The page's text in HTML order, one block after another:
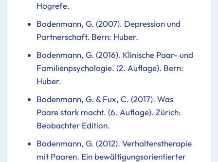
Hogrefe.
Bodenmann, G. (2007). Depression und
Partnerschaft. Bern: Huber.
Bodenmann, G. (2016). Klinische Paar- und
Familienpsychologie. (2. Auflage). Bern:
Huber.
Bodenmann, G. & Fux, C. (2017). Was
Paare stark macht. (6. Auflage). Zürich:
Beobachter Edition.
Bodenmann, G. (2012). Verhaltenstherapie
mit Paaren. Ein bewältigungsorientierter